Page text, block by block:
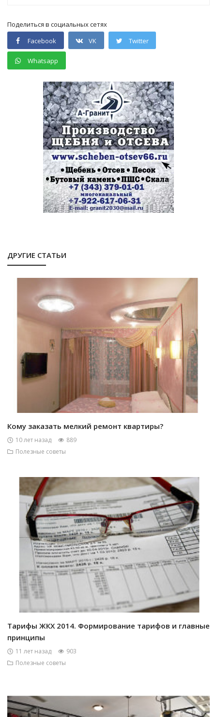
Поделиться в социальных сетях
Facebook
VK Twitter
Whatsapp
ДРУГИЕ СТАТЬИ
Кому заказать мелкий ремонт квартиры?
10 лет назад
889
Полезные советы
Тарифы ЖКХ 2014. Формирование тарифов и главные
принципы
11 лет назад
903
Полезные советы